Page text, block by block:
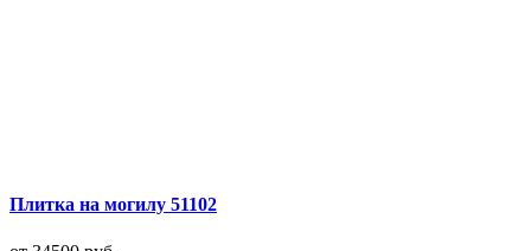
Плитка на могилу 51102